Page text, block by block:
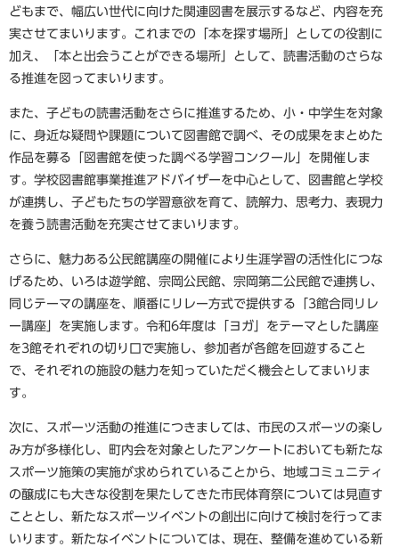
どもまで、幅広い世代に向けた関連図書を展示するなど、内容を充
実させてまいります。これまでの「本を探す場所」としての役割に
加え、「本と出会うことができる場所」として、読書活動のさらな
る推進を図ってまいります。
また、子どもの読書活動をさらに推進するため、小・中学生を対象
に、身近な疑問や課題について図書館で調べ、その成果をまとめた
作品を募る「図書館を使った調べる学習コンクール」を開催しま
す。学校図書館事業推進アドバイザーを中心として、図書館と学校
が連携し、子どもたちの学習意欲を育て、読解力、思考力、表現力
を養う読書活動を充実させてまいります。
さらに、魅力ある公民館講座の開催により生涯学習の活性化につな
げるため、いろは遊学館、宗岡公民館、宗岡第二公民館で連携し、
同じテーマの講座を、順番にリレー方式で提供する「3館合同リレ
ー講座」を実施します。令和6年度は「ヨガ」をテーマとした講座
を3館それぞれの切り口で実施し、参加者が各館を回遊すること
で、それぞれの施設の魅力を知っていただく機会としてまいりま
す。
次に、スポーツ活動の推進につきましては、市民のスポーツの楽し
み方が多様化し、町内会を対象としたアンケートにおいても新たな
スポーツ施策の実施が求められていることから、地域コミュニティ
の醸成にも大きな役割を果たしてきた市民体育祭については見直す
こととし、新たなスポーツイベントの創出に向けて検討を行ってま
いります。新たなイベントについては、現在、整備を進めている新